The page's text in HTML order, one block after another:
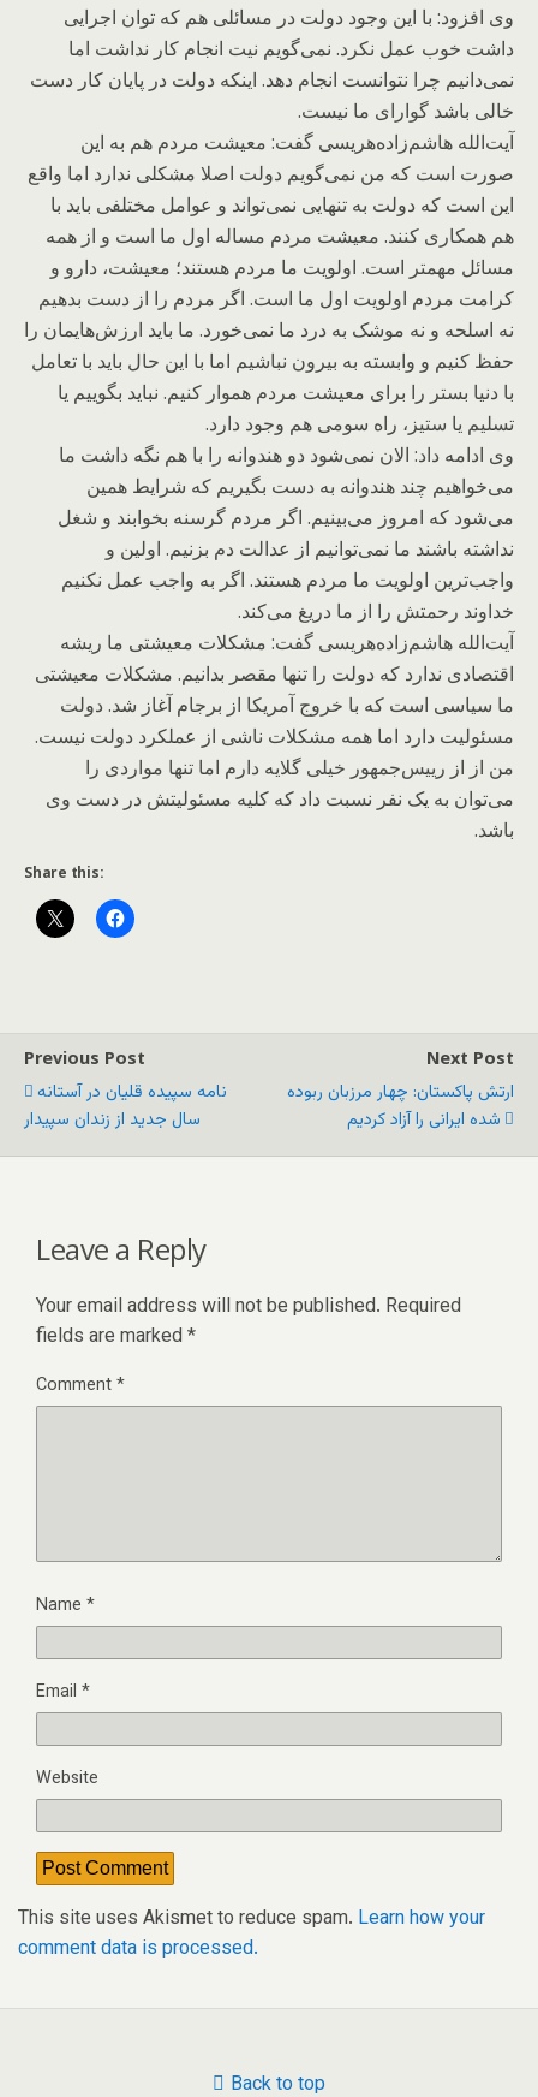
وی افزود: با این وجود دولت در مسائلی هم که توان اجرایی
داشت خوب عمل نکرد. نمی‌گویم نیت انجام کار نداشت اما
نمی‌دانیم چرا نتوانست انجام دهد. اینکه دولت در پایان کار دست
خالی باشد گوارای ما نیست.
آیت‌الله هاشم‌زاده‌هریسی گفت: معیشت مردم هم به این
صورت است که من نمی‌گویم دولت اصلا مشکلی ندارد اما واقع
این است که دولت به تنهایی نمی‌تواند و عوامل مختلفی باید با
هم همکاری کنند. معیشت مردم مساله اول ما است و از همه
مسائل مهمتر است. اولویت ما مردم هستند؛ معیشت، دارو و
کرامت مردم اولویت اول ما است. اگر مردم را از دست بدهیم
نه اسلحه و نه موشک به درد ما نمی‌خورد. ما باید ارزش‌هایمان را
حفظ کنیم و وابسته به بیرون نباشیم اما با این حال باید با تعامل
با دنیا بستر را برای معیشت مردم هموار کنیم. نباید بگوییم یا
تسلیم یا ستیز، راه سومی هم وجود دارد.
وی ادامه داد: الان نمی‌شود دو هندوانه را با هم نگه داشت ما
می‌خواهیم چند هندوانه به دست بگیریم که شرایط همین
می‌شود که امروز می‌بینیم. اگر مردم گرسنه بخوابند و شغل
نداشته باشند ما نمی‌توانیم از عدالت دم بزنیم. اولین و
واجب‌ترین اولویت ما مردم هستند. اگر به واجب عمل نکنیم
خداوند رحمتش را از ما دریغ می‌کند.
آیت‌الله هاشم‌زاده‌هریسی گفت: مشکلات معیشتی ما ریشه
اقتصادی ندارد که دولت را تنها مقصر بدانیم. مشکلات معیشتی
ما سیاسی است که با خروج آمریکا از برجام آغاز شد. دولت
مسئولیت دارد اما همه مشکلات ناشی از عملکرد دولت نیست.
من از از رییس‌جمهور خیلی گلایه دارم اما تنها مواردی را
می‌توان به یک نفر نسبت داد که کلیه مسئولیتش در دست وی
باشد.
Share this:
Previous Post
نامه سپیده قلیان در آستانه
سال جدید از زندان سپیدار
Next Post
ارتش پاکستان: چهار مرزبان ربوده
شده ایرانی را آزاد کردیم
Leave a Reply
Your email address will not be published. Required
fields are marked *
Comment*
Name *
Email *
Website
This site uses Akismet to reduce spam. Learn how your
comment data is processed.
Back to top